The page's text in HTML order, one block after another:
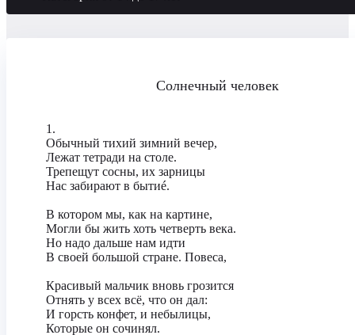
Солнечный человек
‎1.
‎Обычный тихий зимний вечер,
‎Лежат тетради на столе.
‎Трепещут сосны, их зарницы
‎Нас забирают в бытиé.
‎В котором мы, как на картине,
‎Могли бы жить хоть четверть века.
‎Но надо дальше нам идти
‎В своей большой стране. Повеса,
‎Красивый мальчик вновь грозится
‎Отнять у всех всё, что он дал:
‎И горсть конфет, и небылицы,
‎Которые он сочинял.